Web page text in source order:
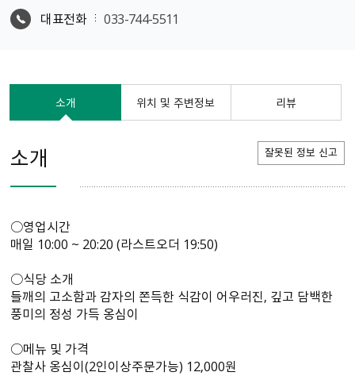
대표전화
033-744-5511
소개 위치 및 주변정보 리뷰
소개 잘못된 정보 신고
○영업시간
매일 10:00 ~ 20:20 (라스트오더 19:50)
○식당 소개
들깨의 고소함과 감자의 쫀득한 식감이 어우러진, 깊고 담백한
풍미의 정성 가득 옹심이
○메뉴 및 가격
관찰사 옹심이(2인이상주문가능) 12,000원